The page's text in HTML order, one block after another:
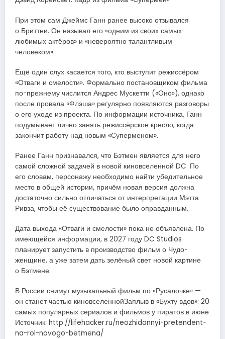
При этом сам Джеймс Ганн ранее высоко отзывался
о Бриттни. Он называл его «одним из своих самых
любимых актёров» и «невероятно талантливым
человеком».
Ещё один слух касается того, кто выступит режиссёром
«Отваги и смелости». Формально постановщиком фильма
по-прежнему числится Андрес Мускетти («Оно»), однако
после провала «Флэша» регулярно появляются разговоры
о его уходе из проекта. По информации источника, Ганн
подумывает лично занять режиссёрское кресло, когда
закончит работу над новым «Суперменом».
Ранее Ганн признавался, что Бэтмен является для него
самой сложной задачей в новой киновселенной DC. По
его словам, персонажу необходимо найти убедительное
место в общей истории, причём новая версия должна
достаточно сильно отличаться от интерпретации Мэтта
Ривза, чтобы её существование было оправданным.
Дата выхода «Отваги и смелости» пока не объявлена. По
имеющейся информации, в 2027 году DC Studios
планирует запустить в производство фильм о Чудо-
женщине, а уже затем дать зелёный свет новой картине
о Бэтмене.
В России снимут музыкальный фильм по «Русалочке» —
он станет частью киновселеннойЗаплыв в «Бухту вдов»: 20
самых популярных сериалов и фильмов у пиратов в июне
Источник: http://lifehacker.ru/neozhidannyi-pretendent-
na-rol-novogo-betmena/